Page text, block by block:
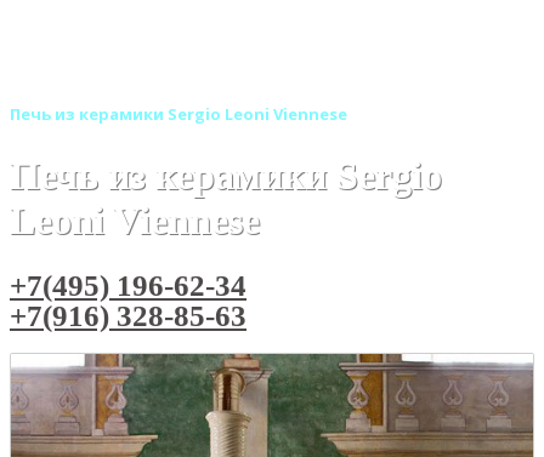
Печь из керамики Sergio Leoni Viennese
Печь из керамики Sergio
Leoni Viennese
+7(495) 196-62-34
+7(916) 328-85-63